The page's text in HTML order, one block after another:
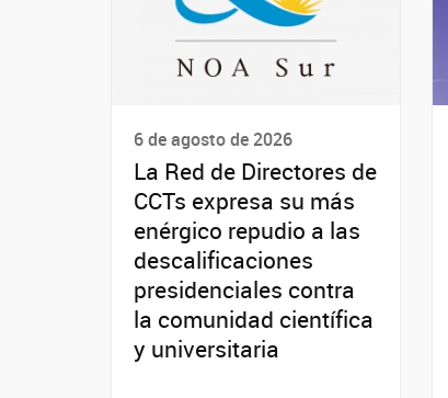
6 de agosto de 2026
La Red de Directores de
CCTs expresa su más
enérgico repudio a las
descalificaciones
presidenciales contra
la comunidad científica
y universitaria